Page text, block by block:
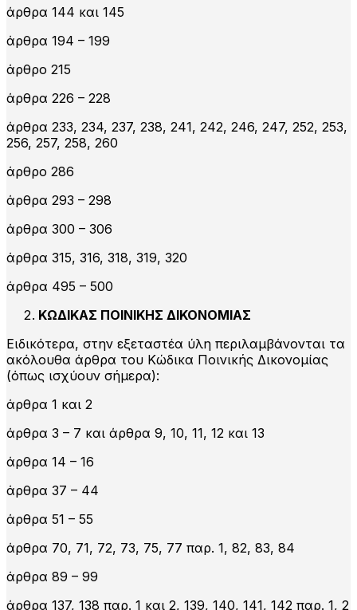
άρθρα 144 και 145
άρθρα 194 – 199
άρθρο 215
άρθρα 226 – 228
άρθρα 233, 234, 237, 238, 241, 242, 246, 247, 252, 253,
256, 257, 258, 260
άρθρο 286
άρθρα 293 – 298
άρθρα 300 – 306
άρθρα 315, 316, 318, 319, 320
άρθρα 495 – 500
ΚΩΔΙΚΑΣ ΠΟΙΝΙΚΗΣ ΔΙΚΟΝΟΜΙΑΣ
Ειδικότερα, στην εξεταστέα ύλη περιλαμβάνονται τα
ακόλουθα άρθρα του Κώδικα Ποινικής Δικονομίας
(όπως ισχύουν σήμερα):
άρθρα 1 και 2
άρθρα 3 – 7 και άρθρα 9, 10, 11, 12 και 13
άρθρα 14 – 16
άρθρα 37 – 44
άρθρα 51 – 55
άρθρα 70, 71, 72, 73, 75, 77 παρ. 1, 82, 83, 84
άρθρα 89 – 99
άρθρα 137, 138 παρ. 1 και 2, 139, 140, 141, 142 παρ. 1, 2